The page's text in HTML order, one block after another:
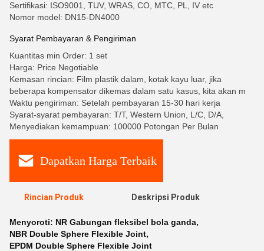
Sertifikasi: ISO9001, TUV, WRAS, CO, MTC, PL, IV etc
Nomor model: DN15-DN4000
Syarat Pembayaran & Pengiriman
Kuantitas min Order: 1 set
Harga: Price Negotiable
Kemasan rincian: Film plastik dalam, kotak kayu luar, jika
beberapa kompensator dikemas dalam satu kasus, kita akan m
Waktu pengiriman: Setelah pembayaran 15-30 hari kerja
Syarat-syarat pembayaran: T/T, Western Union, L/C, D/A,
Menyediakan kemampuan: 100000 Potongan Per Bulan
Dapatkan Harga Terbaik
Rincian Produk Deskripsi Produk
Menyoroti: NR Gabungan fleksibel bola ganda,
NBR Double Sphere Flexible Joint,
EPDM Double Sphere Flexible Joint